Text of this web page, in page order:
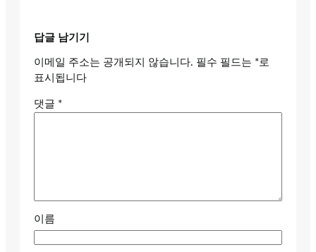
답글 남기기
이메일 주소는 공개되지 않습니다. 필수 필드는 *로
표시됩니다
댓글 *
이름